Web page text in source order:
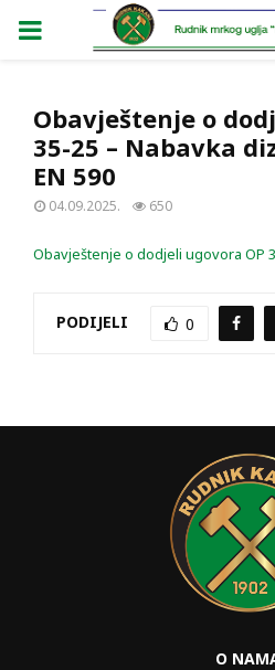
PRIMARY
Obavještenje o
35-25 – Nabavka
EN 590
04.09.2025. 650
Obavještenje o dodjeli ugovora OP
PODIJELI 0
O